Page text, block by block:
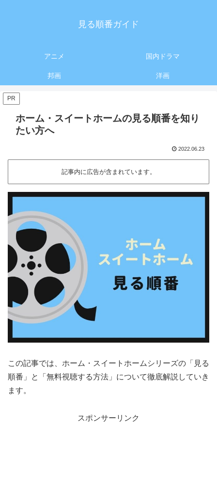
見る順番ガイド
アニメ 国内ドラマ
邦画 洋画
PR
ホーム・スイートホームの見る順番を知り
たい方へ
2022.06.23
記事内に広告が含まれています。
この記事では、ホーム・スイートホームシリーズの「見る
順番」と「無料視聴する方法」について徹底解説していき
ます。
スポンサーリンク